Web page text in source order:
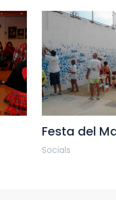
Festa del
Socials